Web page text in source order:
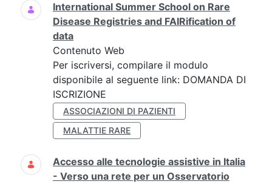
International Summer School on Rare
Disease Registries and FAIRification of
data
Contenuto Web
Per iscriversi, compilare il modulo
disponibile al seguente link: DOMANDA DI
ISCRIZIONE
ASSOCIAZIONI DI PAZIENTI
MALATTIE RARE
Accesso alle tecnologie assistive in Italia
- Verso una rete per un Osservatorio